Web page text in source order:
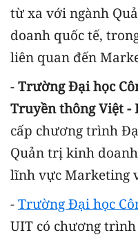
từ xa với ngành
doanh quốc tế,
liên quan đến
- Trường Đại học
Truyền thông Việt -
cấp chương trình
Quản trị kinh
lĩnh vực Marketing
- Trường Đại học
UIT có chương